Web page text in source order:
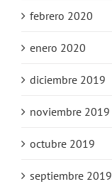
febrero 2020
enero 2020
diciembre 2019
noviembre 2019
octubre 2019
septiembre 2019